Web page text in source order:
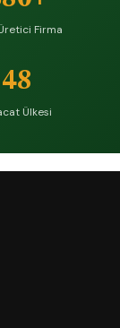
Firma
48
Ülkesi